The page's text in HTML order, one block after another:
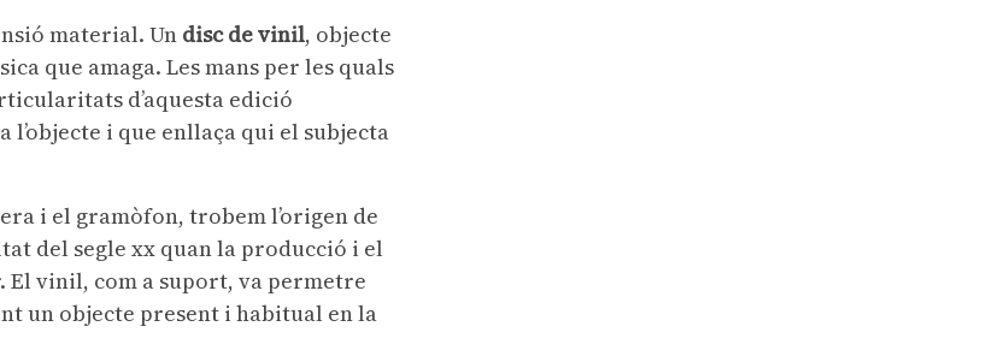
material. Un disc de vinil, objecte
que amaga. Les mans per les quals
d’aquesta edició
i que enllaça qui el subjecta
i el gramòfon, trobem l’origen de
del segle xx quan la producció i el
El vinil, com a suport, va permetre
un objecte present i habitual en la